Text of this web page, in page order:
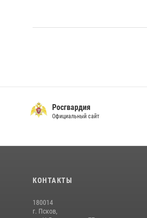
Росгвардия
Официальный сайт
КОНТАКТЫ
180014
г. Псков,